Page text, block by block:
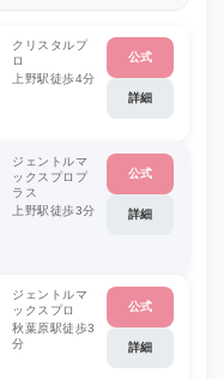
クリスタルプ
ロ
上野駅徒歩4分
公式
詳細
ジェントルマ
ックスプロプ
ラス
上野駅徒歩3分
公式
詳細
ジェントルマ
ックスプロ
秋葉原駅徒歩3
分
公式
詳細